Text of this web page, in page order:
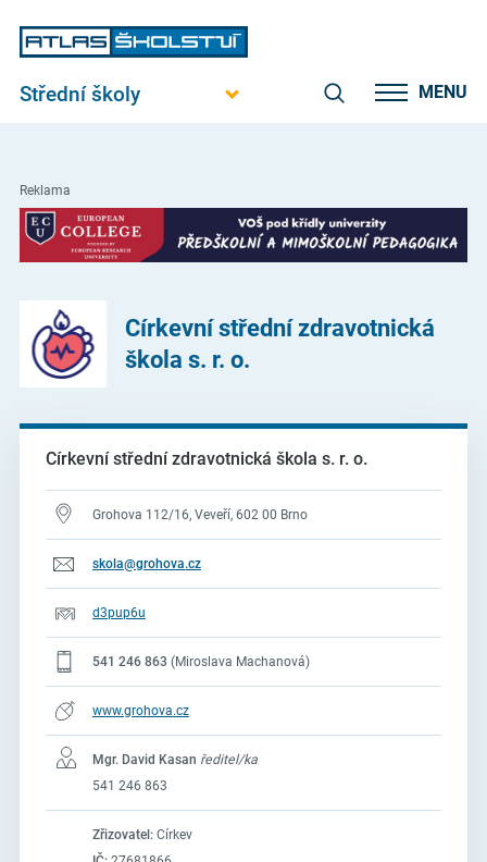
Střední školy MENU
Reklama
Církevní střední zdravotnická
škola s. r. o.
Církevní střední zdravotnická škola s. r. o.
Grohova 112/16, Veveří, 602 00 Brno
skola@grohova.cz
d3pup6u
541 246 863 (Miroslava Machanová)
www.grohova.cz
Mgr. David Kasan ředitel/ka
541 246 863
Zřizovatel:Církev